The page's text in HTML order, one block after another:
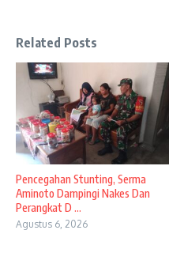
Related Posts
Pencegahan Stunting, Serma
Aminoto Dampingi Nakes Dan
Perangkat D ...
Agustus 6, 2026